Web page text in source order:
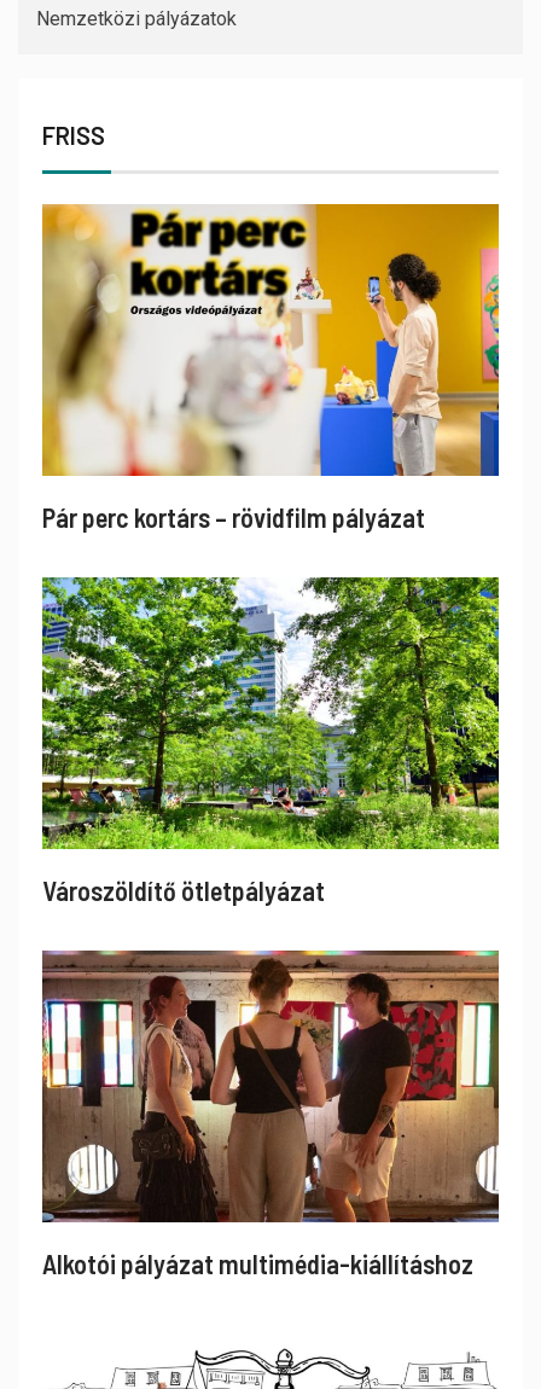
Nemzetközi pályázatok
FRISS
Pár perc kortárs – rövidfilm pályázat
Városzöldítő ötletpályázat
Alkotói pályázat multimédia-kiállításhoz